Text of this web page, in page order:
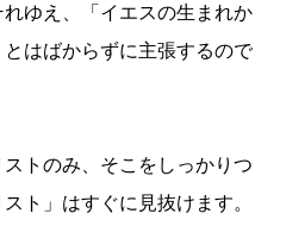
ゆえ、「イエスの生まれか
はばからずに主張するので
トのみ、そこをしっかりつ
ト」はすぐに見抜けます。